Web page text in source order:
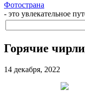
Фотострана
- это увлекательное
Горячие
14 декабря, 2022